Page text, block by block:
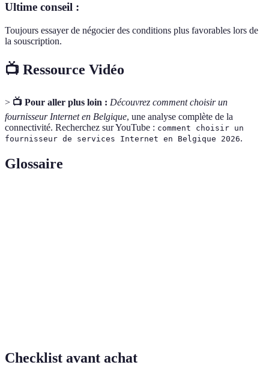
Ultime conseil :
Toujours essayer de négocier des conditions plus favorables lors de
la souscription.
📺 Ressource Vidéo
> 📺 Pour aller plus loin : Découvrez comment choisir un
fournisseur Internet en Belgique, une analyse complète de la
connectivité. Recherchez sur YouTube : comment choisir un
fournisseur de services Internet en Belgique 2026.
Glossaire
Checklist avant achat